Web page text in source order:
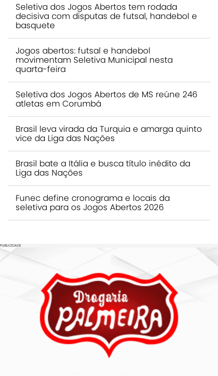
Seletiva dos Jogos Abertos tem rodada
decisiva com disputas de futsal, handebol e
basquete
Jogos abertos: futsal e handebol
movimentam Seletiva Municipal nesta
quarta-feira
Seletiva dos Jogos Abertos de MS reúne 246
atletas em Corumbá
Brasil leva virada da Turquia e amarga quinto
vice da Liga das Nações
Brasil bate a Itália e busca título inédito da
Liga das Nações
Funec define cronograma e locais da
seletiva para os Jogos Abertos 2026
PUBLICIDADE